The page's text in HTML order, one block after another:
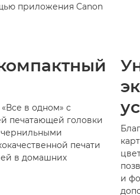
приложения Canon
в одном» с
печатающей головки
печати
в домашних
и